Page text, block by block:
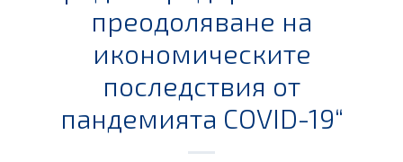
преодоляване на
икономическите
последствия от
пандемията COVID-19“